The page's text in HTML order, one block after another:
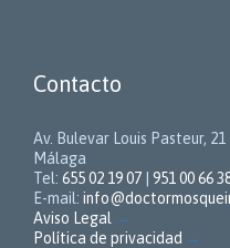
Contacto
Av. Bulevar Louis Pasteur,
Málaga
Tel: 655 02 19 07
951 00 66
E-mail:
Aviso Legal →
Política de privacidad →